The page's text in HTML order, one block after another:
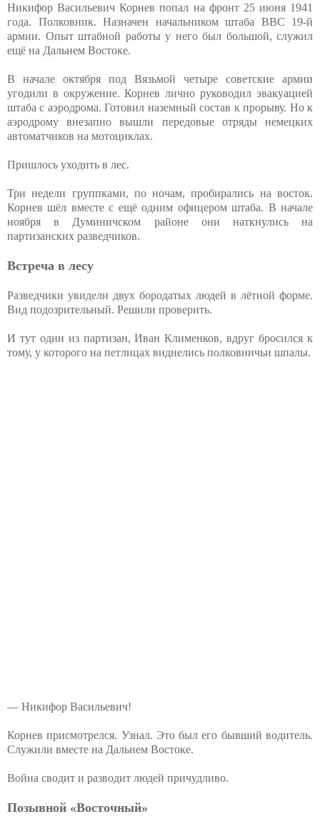
Никифор Васильевич Корнев попал на фронт 25 июня 1941
года. Полковник. Назначен начальником штаба ВВС 19-й
армии. Опыт штабной работы у него был большой, служил
ещё на Дальнем Востоке.
В начале октября под Вязьмой четыре советские армии
угодили в окружение. Корнев лично руководил эвакуацией
штаба с аэродрома. Готовил наземный состав к прорыву. Но к
аэродрому внезапно вышли передовые отряды немецких
автоматчиков на мотоциклах.
Пришлось уходить в лес.
Три недели группками, по ночам, пробирались на восток.
Корнев шёл вместе с ещё одним офицером штаба. В начале
ноября в Думиничском районе они наткнулись на
партизанских разведчиков.
Встреча в лесу
Разведчики увидели двух бородатых людей в лётной форме.
Вид подозрительный. Решили проверить.
И тут один из партизан, Иван Клименков, вдруг бросился к
тому, у которого на петлицах виднелись полковничьи шпалы.
— Никифор Васильевич!
Корнев присмотрелся. Узнал. Это был его бывший водитель.
Служили вместе на Дальнем Востоке.
Война сводит и разводит людей причудливо.
Позывной «Восточный»